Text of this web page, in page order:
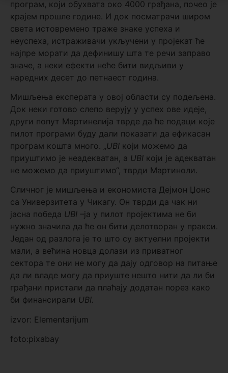
програм, који обухвата око 4000 грађана, почео је
крајем прошле године. И док посматрачи широм
света истовремено траже знаке успеха и
неуспеха, истраживачи укључени у пројекат ће
најпре морати да дефинишу шта те речи заправо
значе, а неки ефекти неће бити видљиви у
наредних десет до петнаест година.
Мишљења експерата у овој области су подељена.
Док неки готово слепо верују у успех ове идеје,
други попут Мартинелија тврде да ће подаци које
пилот програми буду дали показати да ефикасан
програм кошта много. „UBI који можемо да
приуштимо је неадекватан, а UBI који је адекватан
не можемо да приуштимо“, тврди Мартиноли.
Сличног је мишљења и економиста Дејмон Џонс
са Универзитета у Чикагу. Он тврди да чак ни
јасна победа UBI –ја у пилот пројектима не би
нужно значила да ће он бити делотворан у пракси.
Један од разлога је то што су актуелни пројекти
мали, а већина новца долази из приватног
сектора те они не могу да дају одговор на питање
да ли владе могу да приуште нешто нити да ли би
грађани пристали да плаћају додатан порез како
би финансирали UBI.
izvor: Elementarijum
foto:pixabay